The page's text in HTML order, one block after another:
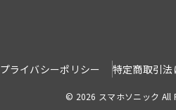
プライバシーポリシー 特定商取引
© 2026 スマホソニック All